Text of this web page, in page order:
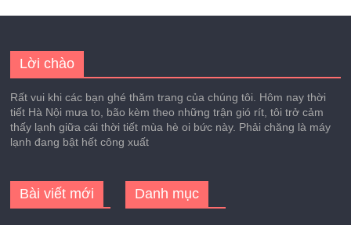
Lời chào
Rất vui khi các bạn ghé thăm trang của chúng tôi. Hôm nay thời
tiết Hà Nội mưa to, bão kèm theo những trận gió rít, tôi trở cảm
thấy lạnh giữa cái thời tiết mùa hè oi bức này. Phải chăng là máy
lạnh đang bật hết công xuất
Bài viết mới Danh mục